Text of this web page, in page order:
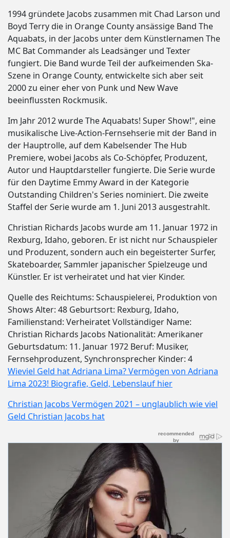
1994 gründete Jacobs zusammen mit Chad Larson und
Boyd Terry die in Orange County ansässige Band The
Aquabats, in der Jacobs unter dem Künstlernamen The
MC Bat Commander als Leadsänger und Texter
fungiert. Die Band wurde Teil der aufkeimenden Ska-
Szene in Orange County, entwickelte sich aber seit
2000 zu einer eher von Punk und New Wave
beeinflussten Rockmusik.
Im Jahr 2012 wurde The Aquabats! Super Show!", eine
musikalische Live-Action-Fernsehserie mit der Band in
der Hauptrolle, auf dem Kabelsender The Hub
Premiere, wobei Jacobs als Co-Schöpfer, Produzent,
Autor und Hauptdarsteller fungierte. Die Serie wurde
für den Daytime Emmy Award in der Kategorie
Outstanding Children's Series nominiert. Die zweite
Staffel der Serie wurde am 1. Juni 2013 ausgestrahlt.
Christian Richards Jacobs wurde am 11. Januar 1972 in
Rexburg, Idaho, geboren. Er ist nicht nur Schauspieler
und Produzent, sondern auch ein begeisterter Surfer,
Skateboarder, Sammler japanischer Spielzeuge und
Künstler. Er ist verheiratet und hat vier Kinder.
Quelle des Reichtums: Schauspielerei, Produktion von
Shows Alter: 48 Geburtsort: Rexburg, Idaho,
Familienstand: Verheiratet Vollständiger Name:
Christian Richards Jacobs Nationalität: Amerikaner
Geburtsdatum: 11. Januar 1972 Beruf: Musiker,
Fernsehproduzent, Synchronsprecher Kinder: 4
Wieviel Geld hat Adriana Lima? Vermögen von Adriana
Lima 2023! Biografie, Geld, Lebenslauf hier
Christian Jacobs Vermögen 2021 – unglaublich wie viel
Geld Christian Jacobs hat